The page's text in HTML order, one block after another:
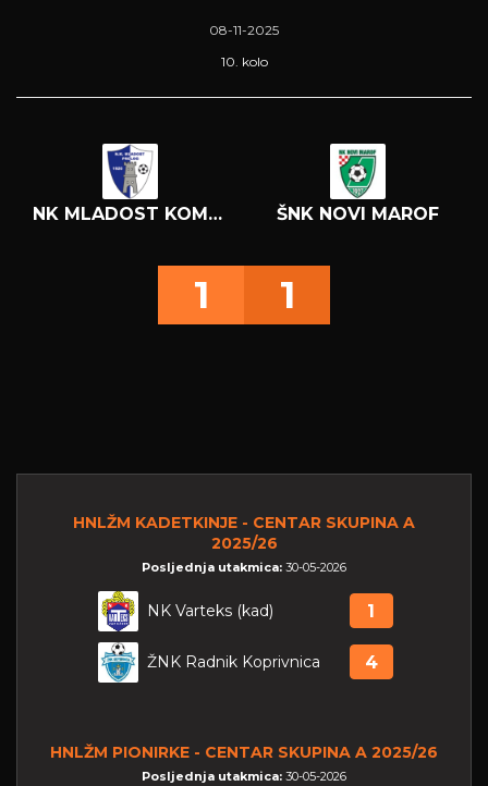
08-11-2025
10. kolo
NK MLADOST KOMET ŠNK NOVI MAROF
1 1
HNLŽM KADETKINJE - CENTAR SKUPINA A
2025/26
Posljednja utakmica: 30-05-2026
NK Varteks (kad) 1
ŽNK Radnik Koprivnica 4
HNLŽM PIONIRKE - CENTAR SKUPINA A 2025/26
Posljednja utakmica: 30-05-2026